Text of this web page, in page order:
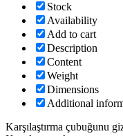
Stock
Availability
Add to cart
Description
Content
Weight
Dimensions
Additional
Karşılaştırma çubuğunu